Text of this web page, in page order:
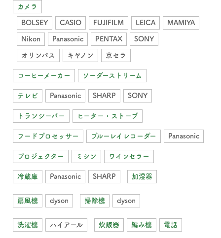
カメラ
BOLSEY CASIO FUJIFILM LEICA MAMIYA
Nikon Panasonic PENTAX SONY
オリンパス キヤノン 京セラ
コーヒーメーカー ソーダーストリーム
テレビ Panasonic SHARP SONY
トランシーバー ヒーター・ストーブ
フードプロセッサー ブルーレイレコーダー Panasonic
プロジェクター ミシン ワインセラー
冷蔵庫 Panasonic SHARP 加湿器
扇風機 dyson 掃除機 dyson
洗濯機 ハイアール 炊飯器 編み機 電話